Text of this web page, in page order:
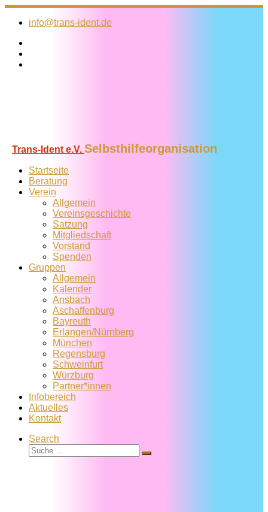
Zum
Inhalt
info@trans-ident.de
Trans-Ident e.V. Selbsthilfeorganisation
Startseite
Beratung
Verein
Allgemein
Vereins­geschichte
Satzung
Mitglied­schaft
Vorstand
Spenden
Gruppen
Allgemein
Kalender
Ansbach
Aschaffenburg
Bayreuth
Erlangen/Nürnberg
München
Regensburg
Schweinfurt
Würzburg
Partner*innen
Infobereich
Aktuelles
Kontakt
Search
Suche
Suche